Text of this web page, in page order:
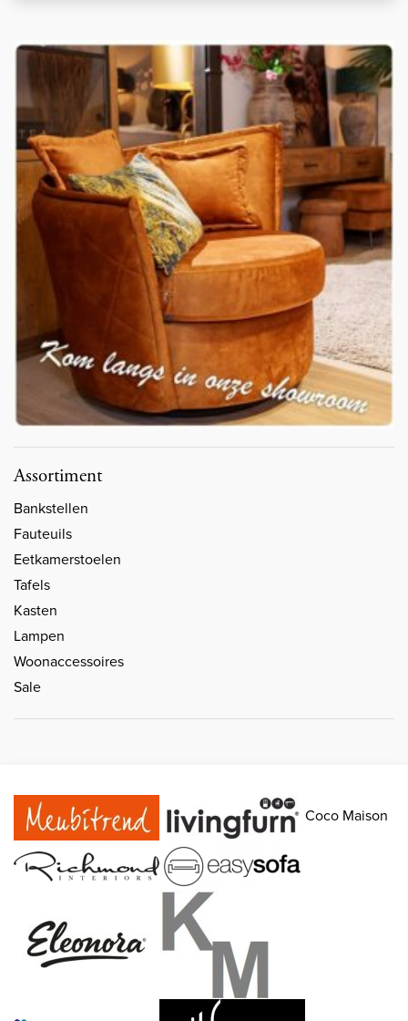
Assortiment
Bankstellen
Fauteuils
Eetkamerstoelen
Tafels
Kasten
Lampen
Woonaccessoires
Sale
Coco Maison